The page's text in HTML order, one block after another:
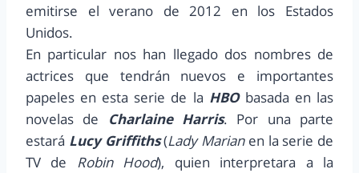
emitirse el verano de 2012 en los Estados
Unidos.
En particular nos han llegado dos nombres de
actrices que tendrán nuevos e importantes
papeles en esta serie de la HBObasada en las
novelas de
Charlaine Harris. Por una parte
estará Lucy Griffiths(Lady Marianen la serie de
TV de Robin Hood), quien interpretara a la